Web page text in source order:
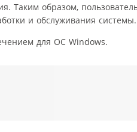
Таким образом,
и обслуживания системы.
для ОС Windows.